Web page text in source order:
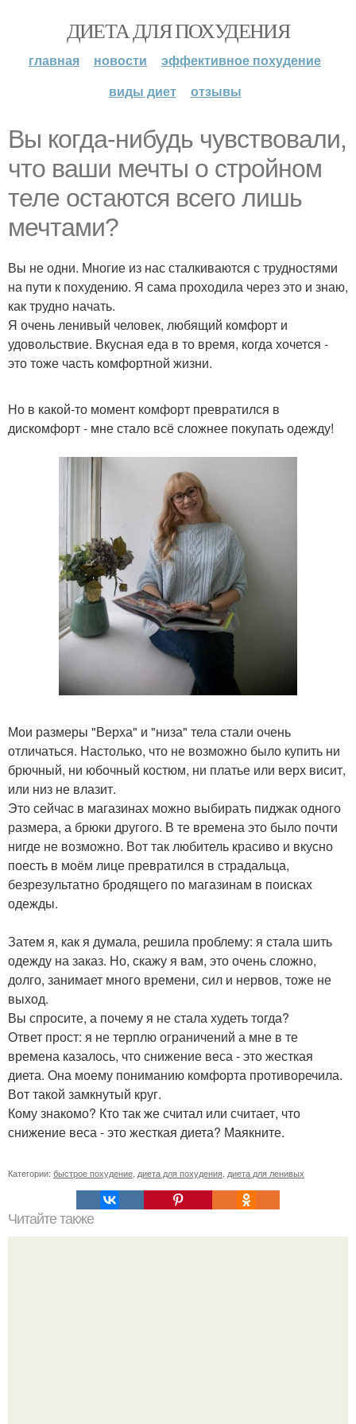
ДИЕТА ДЛЯ ПОХУДЕНИЯ
главная новости
эффективное похудение
виды диет
отзывы
Вы когда-нибудь чувствовали,
что ваши мечты о стройном
теле остаются всего лишь
мечтами?
Вы не одни. Многие из нас сталкиваются с трудностями
на пути к похудению. Я сама проходила через это и знаю,
как трудно начать.
Я очень ленивый человек, любящий комфорт и
удовольствие. Вкусная еда в то время, когда хочется -
это тоже часть комфортной жизни.
Но в какой-то момент комфорт превратился в
дискомфорт - мне стало всё сложнее покупать одежду!
Мои размеры "Верха" и "низа" тела стали очень
отличаться. Настолько, что не возможно было купить ни
брючный, ни юбочный костюм, ни платье или верх висит,
или низ не влазит.
Это сейчас в магазинах можно выбирать пиджак одного
размера, а брюки другого. В те времена это было почти
нигде не возможно. Вот так любитель красиво и вкусно
поесть в моём лице превратился в страдальца,
безрезультатно бродящего по магазинам в поисках
одежды.
Затем я, как я думала, решила проблему: я стала шить
одежду на заказ. Но, скажу я вам, это очень сложно,
долго, занимает много времени, сил и нервов, тоже не
выход.
Вы спросите, а почему я не стала худеть тогда?
Ответ прост: я не терплю ограничений а мне в те
времена казалось, что снижение веса - это жесткая
диета. Она моему пониманию комфорта противоречила.
Вот такой замкнутый круг.
Кому знакомо? Кто так же считал или считает, что
снижение веса - это жесткая диета? Маякните.
Категории: быстрое похудение диета для похудения диета для ленивых
Читайте также